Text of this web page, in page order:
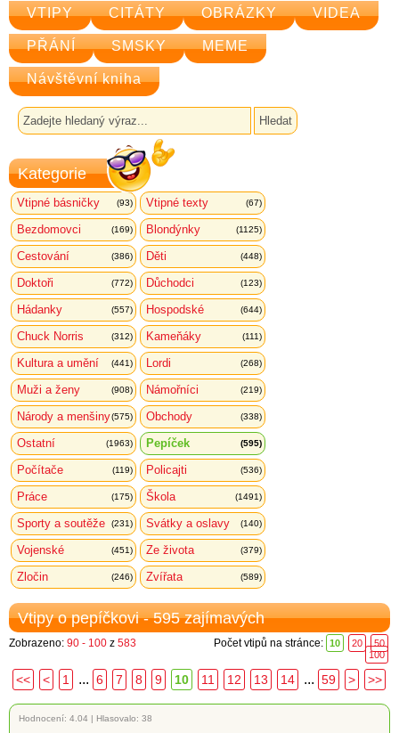
VTIPY CITÁTY OBRÁZKY VIDEA
PŘÁNÍ SMSKY MEME
Návštěvní kniha
Kategorie
Vtipné básničky (93) Vtipné texty (67)
Bezdomovci (169) Blondýnky (1125)
Cestování (386) Děti (448)
Doktoři (772) Důchodci (123)
Hádanky (557) Hospodské (644)
Chuck Norris (312) Kameňáky (111)
Kultura a umění (441) Lordi (268)
Muži a ženy (908) Námořníci (219)
Národy a menšiny(575) Obchody (338)
Ostatní (1963) Pepíček (595)
Počítače (119) Policajti (536)
Práce (175) Škola (1491)
Sporty a soutěže (231) Svátky a oslavy (140)
Vojenské (451) Ze života (379)
Zločin (246) Zvířata (589)
Vtipy o pepíčkovi - 595 zajímavých
Zobrazeno: 90 - 100 z 583 Počet vtipů na stránce: 10 20
50
100
<< < 1 ... 6 7 8 9 10 11 12 13 14 ... 59 > >>
Hodnocení: 4.04 | Hlasovalo: 38